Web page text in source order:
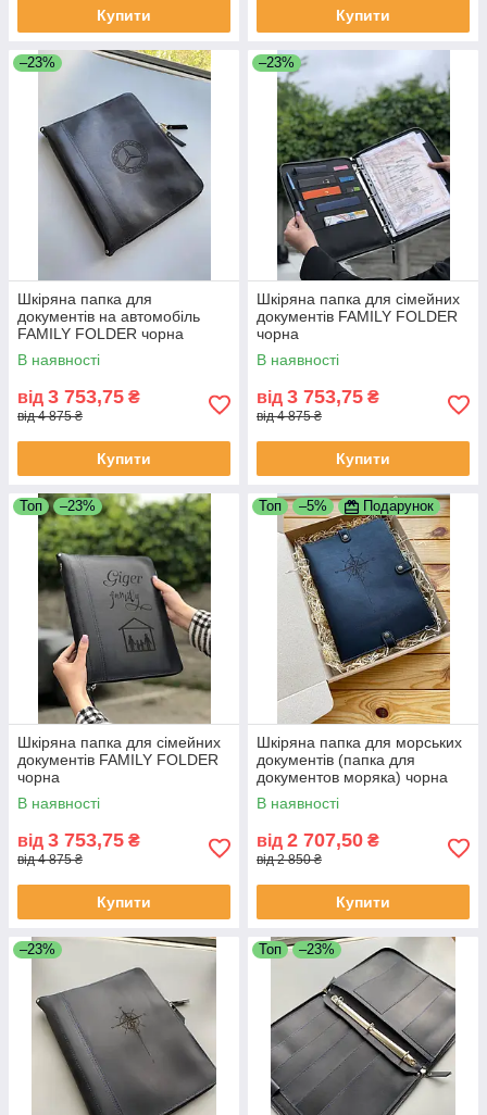
Купити Купити
–23%
Шкіряна папка для
документів на автомобіль
FAMILY FOLDER чорна
В наявності
від 3 753,75 ₴
від 4 875 ₴
Купити
–23%
Шкіряна папка для сімейних
документів FAMILY FOLDER
чорна
В наявності
від 3 753,75 ₴
від 4 875 ₴
Купити
Топ –23%
Шкіряна папка для сімейних
документів FAMILY FOLDER
чорна
В наявності
від 3 753,75 ₴
від 4 875 ₴
Купити
Топ –5% Подарунок
Шкіряна папка для морських
документів (папка для
документов моряка) чорна
В наявності
від 2 707,50 ₴
від 2 850 ₴
Купити
–23% Топ –23%